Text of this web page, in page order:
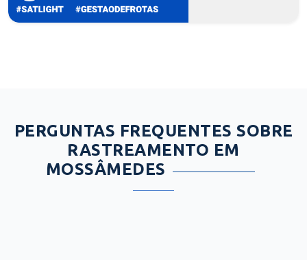
PERGUNTAS FREQUENTES SOBRE
RASTREAMENTO EM
MOSSÂMEDES